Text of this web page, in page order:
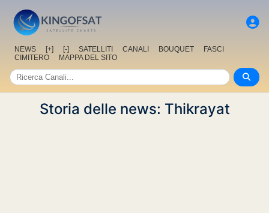
NEWS [+] [-] SATELLITI CANALI BOUQUET
FASCI
CIMITERO
MAPPA DEL SITO
Storia delle news: Thikrayat